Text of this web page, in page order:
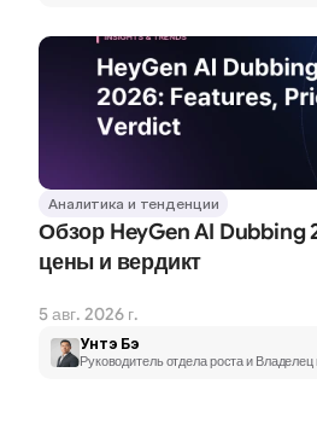
Аналитика и тенденции
Обзор HeyGen AI Dubbing
цены и вердикт
5 авг. 2026 г.
Унтэ Бэ
Руководитель отдела роста и Владелец